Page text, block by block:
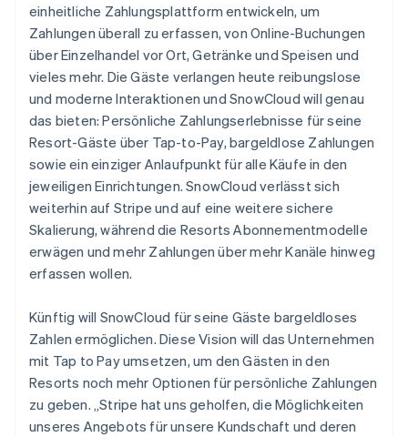
einheitliche Zahlungsplattform entwickeln, um
Zahlungen überall zu erfassen, von Online-Buchungen
über Einzelhandel vor Ort, Getränke und Speisen und
vieles mehr. Die Gäste verlangen heute reibungslose
und moderne Interaktionen und SnowCloud will genau
das bieten: Persönliche Zahlungserlebnisse für seine
Resort-Gäste über Tap-to-Pay, bargeldlose Zahlungen
sowie ein einziger Anlaufpunkt für alle Käufe in den
jeweiligen Einrichtungen. SnowCloud verlässt sich
weiterhin auf Stripe und auf eine weitere sichere
Skalierung, während die Resorts Abonnementmodelle
erwägen und mehr Zahlungen über mehr Kanäle hinweg
erfassen wollen.
Künftig will SnowCloud für seine Gäste bargeldloses
Zahlen ermöglichen. Diese Vision will das Unternehmen
mit Tap to Pay umsetzen, um den Gästen in den
Resorts noch mehr Optionen für persönliche Zahlungen
zu geben. „Stripe hat uns geholfen, die Möglichkeiten
unseres Angebots für unsere Kundschaft und deren